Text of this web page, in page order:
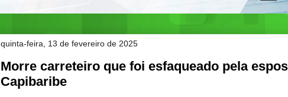
quinta-feira, 13 de fevereiro de 2025
Morre carreteiro que foi esfaqueado pela
Capibaribe